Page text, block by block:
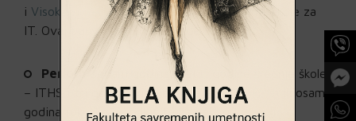
i Visoke škole za IT, koja je osnivač Srednje škole za
IT. Ovaj ugovor obuhvata sledeće:
Period:
sedam godina (četiri godine srednje škole
– ITHS i tri godine visoke škole –
ITS ili
) ili osam
godina (ukoliko se odlučite za neki od